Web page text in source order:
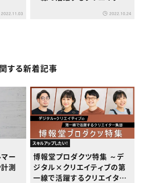
2022.11.03 2022.10.24
する新着記事
ー
測
スキルアップしたい！
博報堂プロダクツ特集 ～デ
ジタル×クリエイティブの第
一線で活躍するクリエイター